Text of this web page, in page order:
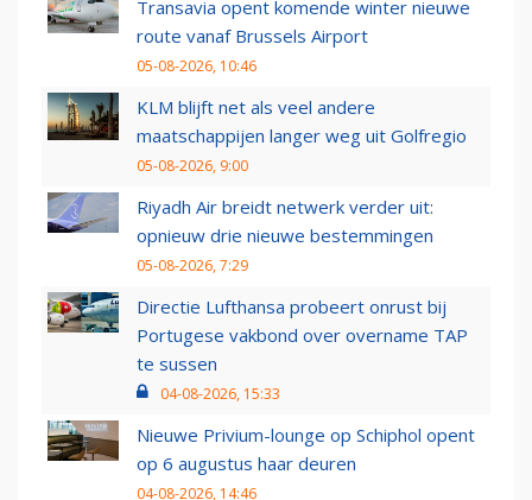
Transavia opent komende winter nieuwe
route vanaf Brussels Airport
05-08-2026, 10:46
KLM blijft net als veel andere
maatschappijen langer weg uit Golfregio
05-08-2026, 9:00
Riyadh Air breidt netwerk verder uit:
opnieuw drie nieuwe bestemmingen
05-08-2026, 7:29
Directie Lufthansa probeert onrust bij
Portugese vakbond over overname TAP
te sussen
04-08-2026, 15:33
Nieuwe Privium-lounge op Schiphol opent
op 6 augustus haar deuren
04-08-2026, 14:46